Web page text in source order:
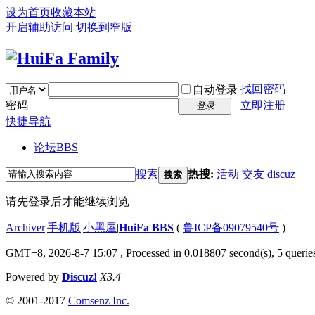
设为首页收藏本站
开启辅助访问 切换到窄版
自动登录 找回密码
密码
登录
立即注册
快捷导航
论坛BBS
搜索 搜索 热搜: 活动 交友 discuz
请先登录后才能继续浏览
Archiver|手机版|小黑屋|HuiFa BBS ( 鲁ICP备09079540号 )
GMT+8, 2026-8-7 15:07 , Processed in 0.018807 second(s), 5
Powered by Discuz! X3.4
© 2001-2017 Comsenz Inc.